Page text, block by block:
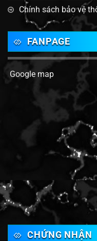
Chính sách bảo vệ
FANPAGE
Google map
CHỨNG NHẬN